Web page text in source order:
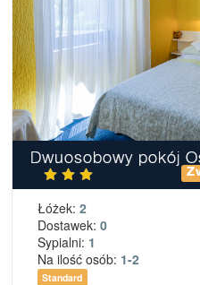
Dwuosobowy pokój
Łóżek: 2
Dostawek: 0
Sypialni: 1
Na ilość osób: 1-2
Standard